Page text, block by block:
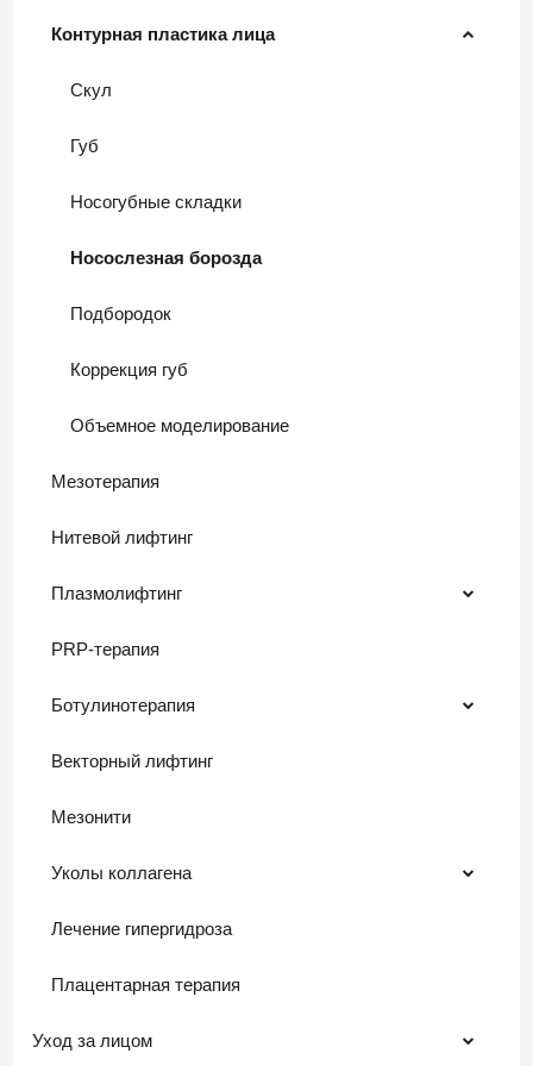
Контурная пластика лица
Скул
Губ
Носогубные складки
Носослезная борозда
Подбородок
Коррекция губ
Объемное моделирование
Мезотерапия
Нитевой лифтинг
Плазмолифтинг
PRP-терапия
Ботулинотерапия
Векторный лифтинг
Мезонити
Уколы коллагена
Лечение гипергидроза
Плацентарная терапия
Уход за лицом